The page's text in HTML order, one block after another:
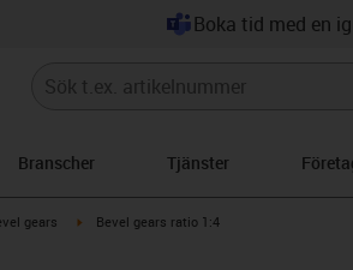
Boka tid med en
Branscher Tjänster
icon-arrow-right
gears igus-icon-arrow-right
Bevel gears ratio 1:4